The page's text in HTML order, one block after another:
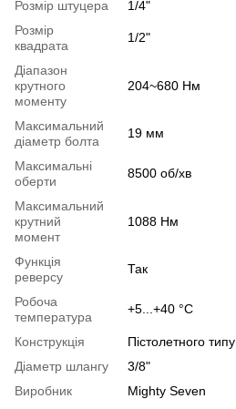
Розмір штуцера
1/4"
Розмір
квадрата
1/2"
Діапазон
крутного
моменту
204~680 Нм
Максимальний
діаметр болта
19 мм
Максимальні
оберти
8500 об/хв
Максимальний
крутний
момент
1088 Нм
Функція
реверсу
Так
Робоча
температура
+5...+40 °С
Конструкція
Пістолетного типу
Діаметр шлангу
3/8"
Виробник
Mighty Seven